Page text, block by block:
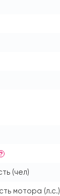
(чел)
мотора (л.с.)